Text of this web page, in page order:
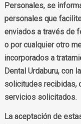
Personales, se
personales que
enviados a través de
o por cualquier otro
incorporados a
Dental Urdaburu, con
solicitudes recibidas,
servicios solicitados.
La aceptación de